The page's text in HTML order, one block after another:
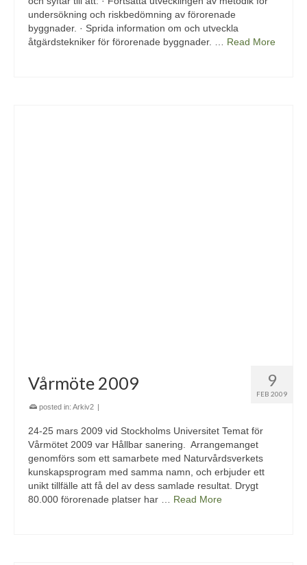
undersökning och riskbedömning av förorenade
byggnader. · Sprida information om och utveckla
åtgärdstekniker för förorenade byggnader. … Read More
9
FEB 2009
Vårmöte 2009
posted in: Arkiv2 |
24-25 mars 2009 vid Stockholms Universitet Temat för
Vårmötet 2009 var Hållbar sanering. Arrangemanget
genomförs som ett samarbete med Naturvårdsverkets
kunskapsprogram med samma namn, och erbjuder ett
unikt tillfälle att få del av dess samlade resultat. Drygt
80.000 förorenade platser har … Read More